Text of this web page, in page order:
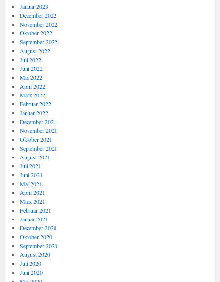
Januar 2023
Dezember 2022
November 2022
Oktober 2022
September 2022
August 2022
Juli 2022
Juni 2022
Mai 2022
April 2022
März 2022
Februar 2022
Januar 2022
Dezember 2021
November 2021
Oktober 2021
September 2021
August 2021
Juli 2021
Juni 2021
Mai 2021
April 2021
März 2021
Februar 2021
Januar 2021
Dezember 2020
Oktober 2020
September 2020
August 2020
Juli 2020
Juni 2020